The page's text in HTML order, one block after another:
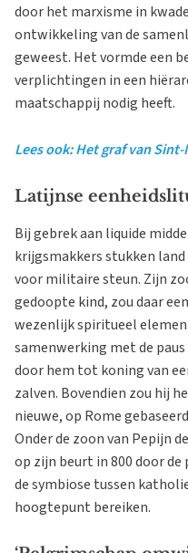
door het marxisme in
ontwikkeling van de
geweest. Het vormde een
verplichtingen in een
maatschappij nodig heeft.
Lees ook: Het graf van
Latijnse
Bij gebrek aan liquide
krijgsmakkers stukken land
voor militaire steun. Zijn
gedoopte kind, zou daar
wezenlijk spiritueel
samenwerking met de
door hem tot koning van
zalven. Bovendien zou hij
nieuwe, op Rome
Onder de zoon van Pepijn
op zijn beurt in 800 door
de symbiose tussen
hoogtepunt bereiken.